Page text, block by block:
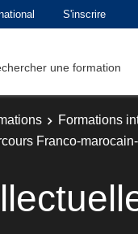
S'inscrire
une formation
Formations
Franco-